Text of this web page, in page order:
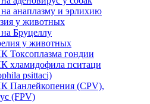
анаплазму и эрлихию
у животных
Бруцеллу
у животных
гондии
хламидофила пситаци
psittaci)
Панлейкопения (CPV),
(FPV)